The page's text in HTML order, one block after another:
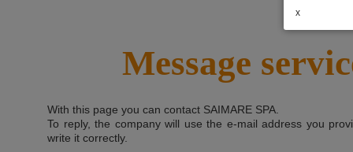
x
Message
With this page you can contact SAIMARE SPA
To reply, the company will use the e-mail address you
write it correctly.